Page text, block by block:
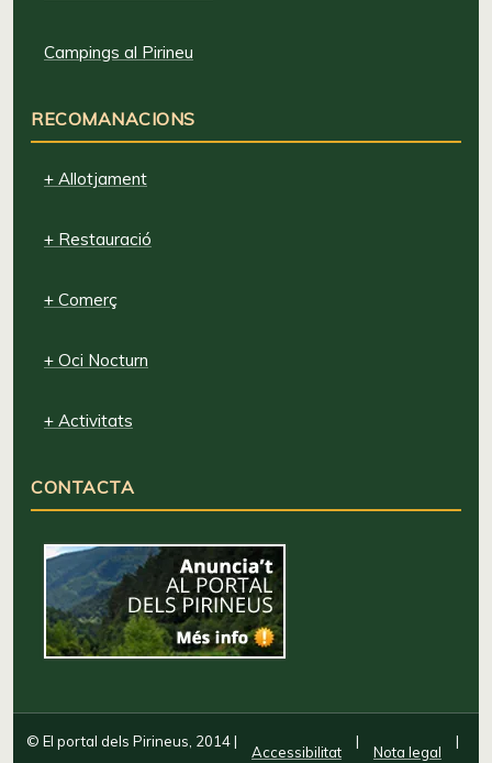
Campings al Pirineu
RECOMANACIONS
+ Allotjament
+ Restauració
+ Comerç
+ Oci Nocturn
+ Activitats
CONTACTA
© El portal dels Pirineus, 2014|
Accessibilitat
|
Nota legal
|